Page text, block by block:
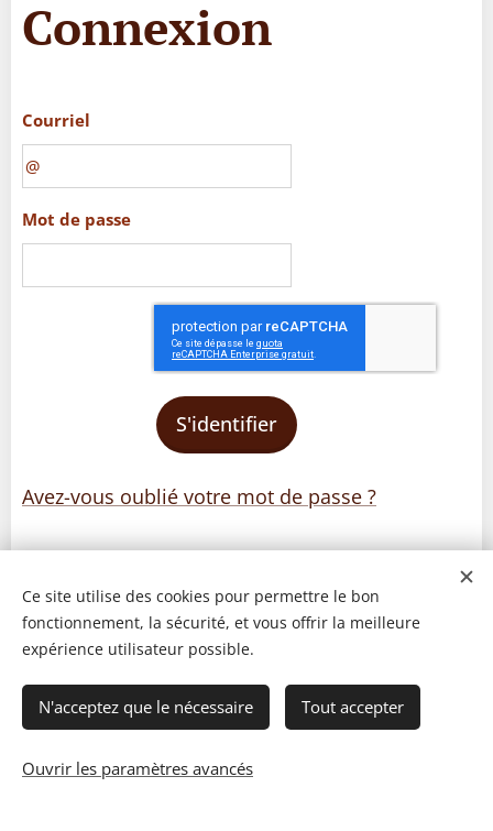
Connexion
Courriel
Mot de passe
S'identifier
Avez-vous oublié votre mot de passe ?
© 2023 Les recettes d'Henri-Luc. Tous droits réservés.
Ce site utilise des cookies pour permettre le bon
fonctionnement, la sécurité, et vous offrir la meilleure
expérience utilisateur possible.
N'acceptez que le nécessaire Tout accepter
Ouvrir les paramètres avancés